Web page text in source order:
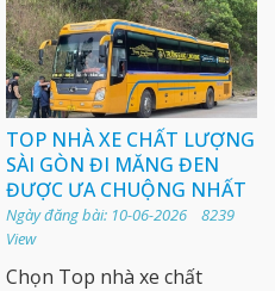
TOP NHÀ XE CHẤT LƯỢNG
SÀI GÒN ĐI MĂNG ĐEN
ĐƯỢC ƯA CHUỘNG NHẤT
Ngày đăng bài: 10-06-2026 8239
View
Chọn Top nhà xe chất